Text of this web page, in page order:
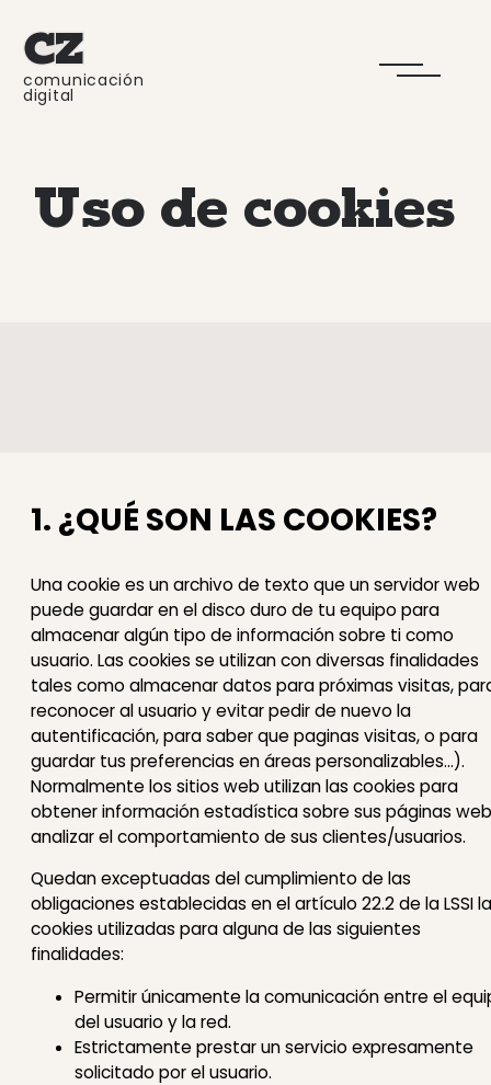
comunicación
digital
Uso de cookies
1. ¿QUÉ SON LAS COOKIES?
Una cookie es un archivo de texto que un servidor web
puede guardar en el disco duro de tu equipo para
almacenar algún tipo de información sobre ti como
usuario. Las cookies se utilizan con diversas finalidades
tales como almacenar datos para próximas visitas,
reconocer al usuario y evitar pedir de nuevo la
autentificación, para saber que paginas visitas, o para
guardar tus preferencias en áreas personalizables...).
Normalmente los sitios web utilizan las cookies para
obtener información estadística sobre sus páginas
analizar el comportamiento de sus clientes/usuarios.
Quedan exceptuadas del cumplimiento de las
obligaciones establecidas en el artículo 22.2 de la LSSI
cookies utilizadas para alguna de las siguientes
finalidades:
Permitir únicamente la comunicación entre el
del usuario y la red.
Estrictamente prestar un servicio expresamente
solicitado por el usuario.